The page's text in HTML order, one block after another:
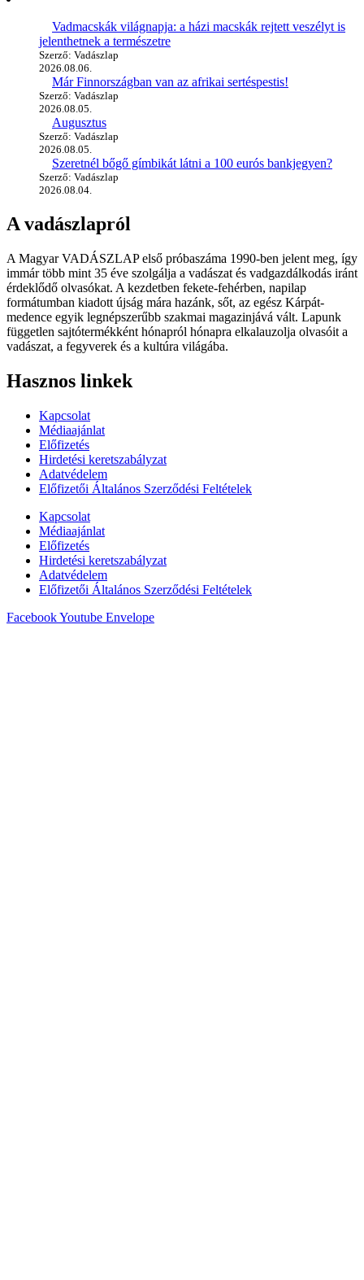
Vadmacskák világnapja: a házi macskák rejtett veszélyt is
jelenthetnek a természetre
Szerző: Vadászlap
2026.08.06.
Már Finnországban van az afrikai sertéspestis!
Szerző: Vadászlap
2026.08.05.
Augusztus
Szerző: Vadászlap
2026.08.05.
Szeretnél bőgő gímbikát látni a 100 eurós bankjegyen?
Szerző: Vadászlap
2026.08.04.
A vadászlapról
A Magyar VADÁSZLAP első próbaszáma 1990-ben jelent meg, így
immár több mint 35 éve szolgálja a vadászat és vadgazdálkodás iránt
érdeklődő olvasókat. A kezdetben fekete-fehérben, napilap
formátumban kiadott újság mára hazánk, sőt, az egész Kárpát-
medence egyik legnépszerűbb szakmai magazinjává vált. Lapunk
független sajtótermékként hónapról hónapra elkalauzolja olvasóit a
vadászat, a fegyverek és a kultúra világába.
Hasznos linkek
Kapcsolat
Médiaajánlat
Előfizetés
Hirdetési keretszabályzat
Adatvédelem
Előfizetői Általános Szerződési Feltételek
Kapcsolat
Médiaajánlat
Előfizetés
Hirdetési keretszabályzat
Adatvédelem
Előfizetői Általános Szerződési Feltételek
FacebookYoutube Envelope